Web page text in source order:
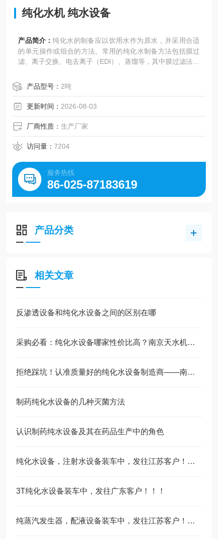
纯化水机 纯水设备
产品简介：纯化水的制备应以饮用水作为原水，并采用合适
的单元操作或组合的方法。常用的纯化水制备方法包括膜过
滤、离子交换、电去离子（EDI）、蒸馏等，其中膜过滤法又
产品型号： 2吨
更新时间： 2026-08-03
厂商性质：生产厂家
访问量：7204
服务热线
86-025-87183619
产品分类
相关文章
反渗透设备和纯化水设备之间的区别在哪
采购必看：纯化水设备哪家性价比高？南京天水机械设备有限公司为您算笔明细账
拒绝踩坑！认准质量好的纯化水设备制造商——南京天水机械设备有限公司
制药纯化水设备的几种灭菌方法
认识制药纯水设备及其在药品生产中的角色
纯化水设备，注射水设备装车中，发往江苏客户！！！
3T纯化水设备装车中，发往广东客户！！！
纯蒸汽发生器，配液设备装车中，发往江苏客户！！！